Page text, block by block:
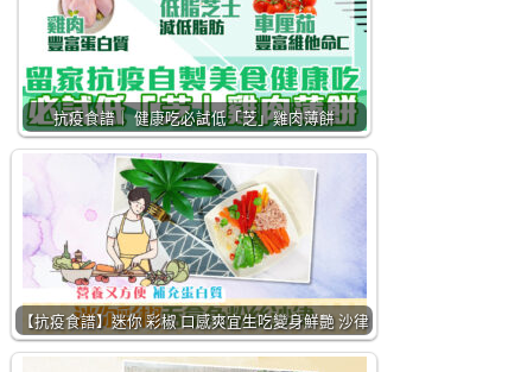
抗疫食譜｜ 健康吃必試低「芝」雞肉薄餅
【抗疫食譜】迷你 彩椒 口感爽宜生吃變身鮮艷 沙律